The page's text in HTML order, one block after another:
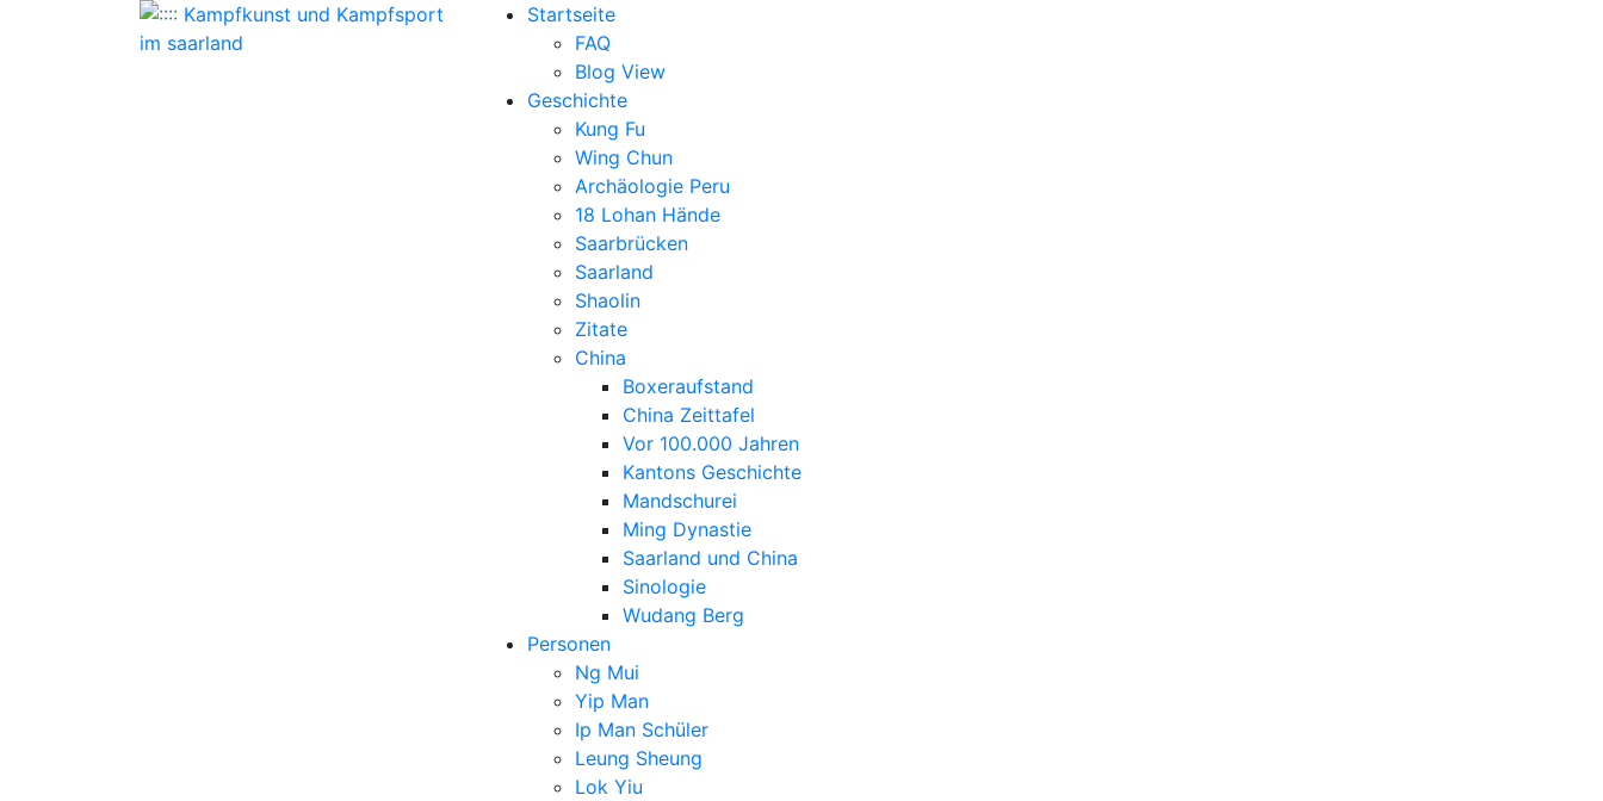
Startseite
FAQ
Blog View
Geschichte
Kung Fu
Wing Chun
Archäologie Peru
18 Lohan Hände
Saarbrücken
Saarland
Shaolin
Zitate
China
Boxeraufstand
China Zeittafel
Vor 100.000 Jahren
Kantons Geschichte
Mandschurei
Ming Dynastie
Saarland und China
Sinologie
Wudang Berg
Personen
Ng Mui
Yip Man
Ip Man Schüler
Leung Sheung
Lok Yiu